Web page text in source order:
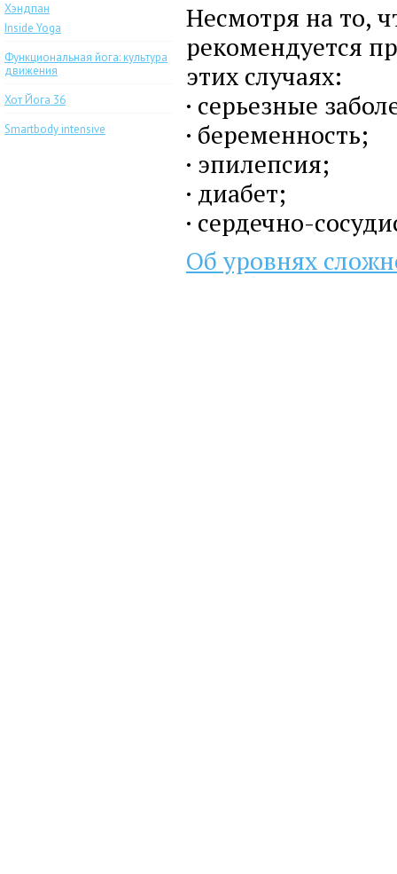
Хэндпан
Inside Yoga
Функциональная йога: культура
движения
Хот Йога 36
Smartbody intensive
Несмотря на то,
рекомендуется
этих случаях:
· серьезные
· беременность;
· эпилепсия;
· диабет;
· сердечно-
Об уровнях